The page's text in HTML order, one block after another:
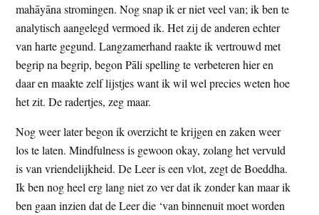
mahāyāna stromingen. Nog snap ik er niet veel van; ik ben te
analytisch aangelegd vermoed ik. Het zij de anderen echter
van harte gegund. Langzamerhand raakte ik vertrouwd met
begrip na begrip, begon Pāli spelling te verbeteren hier en
daar en maakte zelf lijstjes want ik wil wel precies weten hoe
het zit. De radertjes, zeg maar.
Nog weer later begon ik overzicht te krijgen en zaken weer
los te laten. Mindfulness is gewoon okay, zolang het vervuld
is van vriendelijkheid. De Leer is een vlot, zegt de Boeddha.
Ik ben nog heel erg lang niet zo ver dat ik zonder kan maar ik
ben gaan inzien dat de Leer die ‘van binnenuit moet worden